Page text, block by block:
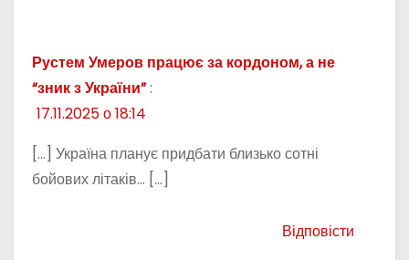
Рустем Умеров працює за кордоном, а не
“зник з України”:
17.11.2025 о 18:14
[…] Україна планує придбати близько сотні
бойових літаків… […]
Відповісти